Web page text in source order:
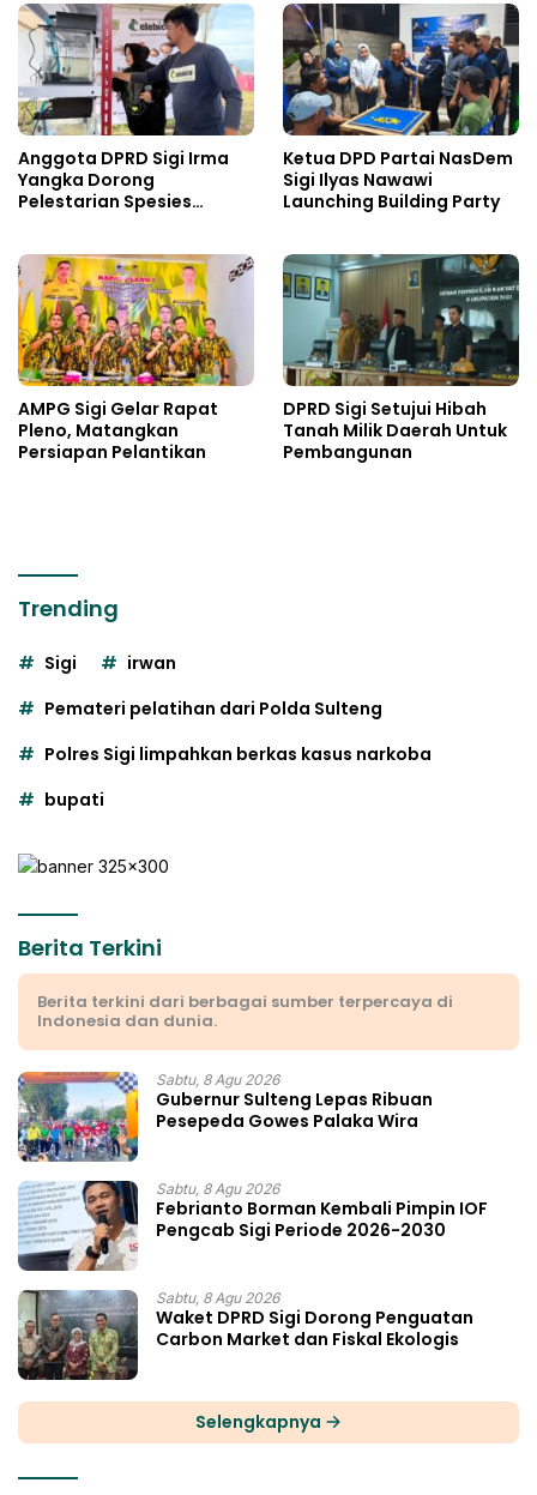
Anggota DPRD Sigi Irma
Yangka Dorong
Pelestarian Spesies
Ketua DPD Partai NasDem
Sigi Ilyas Nawawi
Launching Building Party
AMPG Sigi Gelar Rapat
Pleno, Matangkan
Persiapan Pelantikan
DPRD Sigi Setujui Hibah
Tanah Milik Daerah Untuk
Pembangunan
Trending
Sigi
irwan
Pemateri pelatihan dari Polda Sulteng
Polres Sigi limpahkan berkas kasus narkoba
bupati
Berita Terkini
Berita terkini dari berbagai sumber terpercaya di
Indonesia dan dunia.
Sabtu, 8 Agu 2026
Gubernur Sulteng Lepas Ribuan
Pesepeda Gowes Palaka Wira
Sabtu, 8 Agu 2026
Febrianto Borman Kembali Pimpin IOF
Pengcab Sigi Periode 2026-2030
Sabtu, 8 Agu 2026
Waket DPRD Sigi Dorong Penguatan
Carbon Market dan Fiskal Ekologis
Selengkapnya